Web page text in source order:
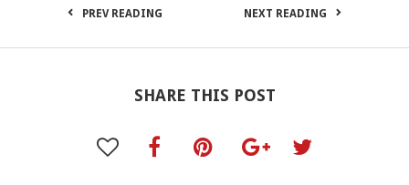
PREV READING NEXT READING
SHARE THIS POST